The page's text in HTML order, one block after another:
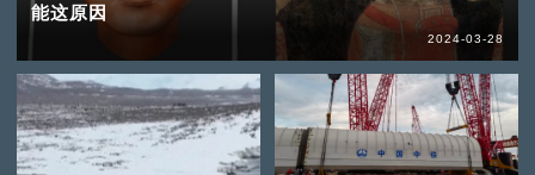
能这原因
2024-03-28